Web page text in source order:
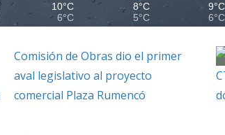
10°C
6°C
8°C
5°C
9°C
6°C
Comisión de Obras dio el primer
aval legislativo al proyecto
comercial Plaza Rumencó